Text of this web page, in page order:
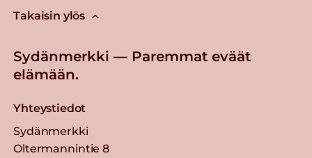
Takaisin ylös
Sydänmerkki — Paremmat eväät
elämään.
Yhteystiedot
Sydänmerkki
Oltermannintie 8